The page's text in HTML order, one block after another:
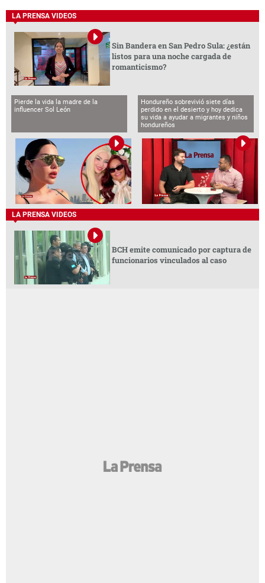
LA PRENSA VIDEOS
Sin Bandera en San Pedro Sula: ¿están
listos para una noche cargada de
romanticismo?
Pierde la vida la madre de la
influencer Sol León
Hondureño sobrevivió siete días
perdido en el desierto y hoy dedica
su vida a ayudar a migrantes y niños
hondureños
LA PRENSA VIDEOS
BCH emite comunicado por captura de
funcionarios vinculados al caso